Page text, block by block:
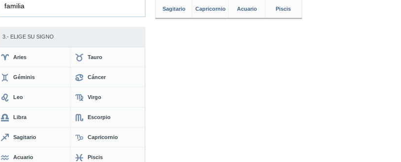
familia
3.- ELIGE SU SIGNO
Aries Tauro
Géminis Cáncer
Leo Virgo
Libra Escorpio
Sagitario Capricornio
Acuario Piscis
Sagitario Capricornio Acuario Piscis